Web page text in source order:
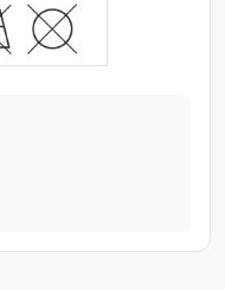
- Kontaktní údaje